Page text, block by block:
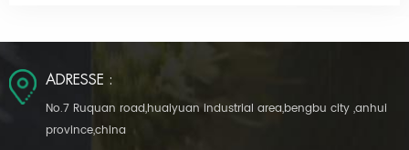
ADRESSE :
No.7 Ruquan road,huaiyuan industrial area,bengbu city ,anhui
province,china